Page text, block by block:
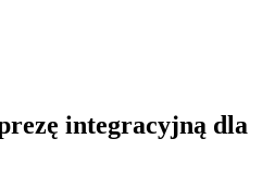
integracyjną dla